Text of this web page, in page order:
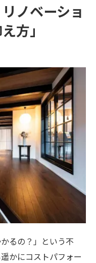
ノベーショ
方」
るの？」という不
かにコストパフォー